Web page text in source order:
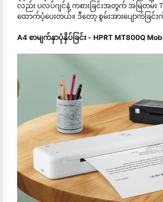
လည်း ပလပ်ဂျင်နဲ့ ကစားခြင်းအတွက် အမြဲတမ်
ထောက်ပံ့ပေးတယ်။ ဒီတော့ စွမ်းအားပျောက်ခြင်
A4 စာမျက်နှာပုံနှိပ်ခြင်း - HPRT MT800Q